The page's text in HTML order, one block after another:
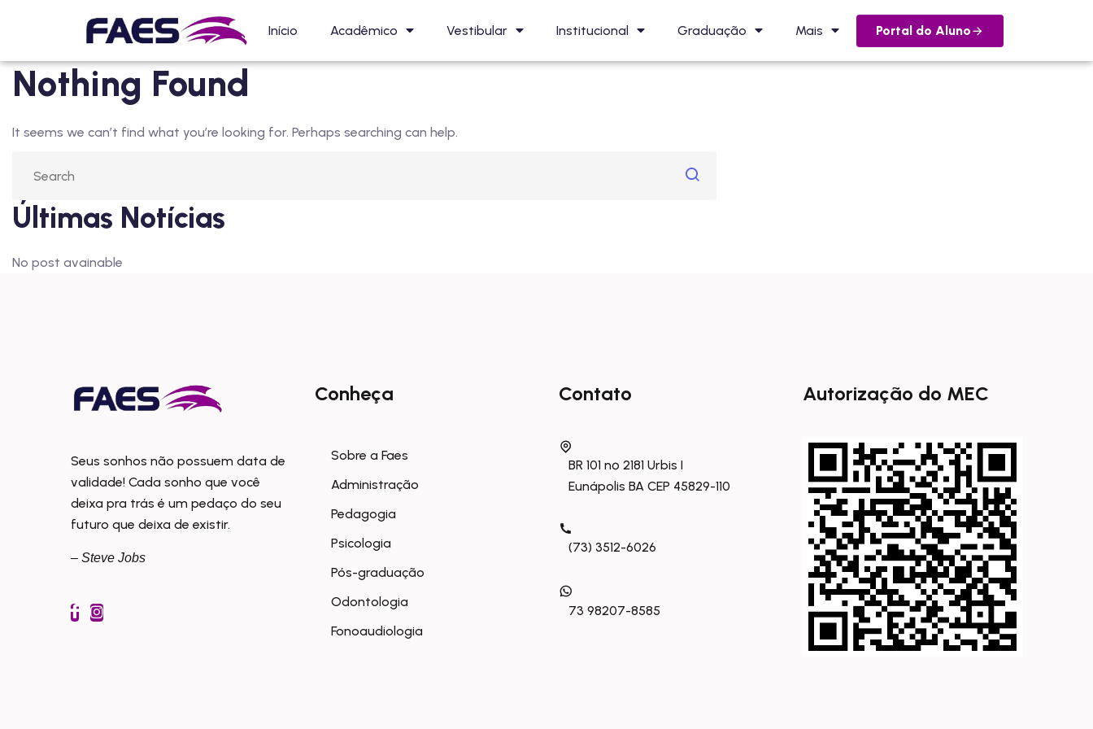
Início Acadêmico Vestibular Institucional Graduação Mais Portal do Aluno
Nothing Found
It seems we can’t find what you’re looking for. Perhaps searching can help.
Últimas Notícias
No post avainable
Seus sonhos não possuem data de
validade! Cada sonho que você
deixa pra trás é um pedaço do seu
futuro que deixa de existir.
– Steve Jobs
Conheça
Sobre a Faes
Administração
Pedagogia
Psicologia
Pós-graduação
Odontologia
Fonoaudiologia
Contato
BR 101 nº 2181 Urbis I
Eunápolis BA CEP 45829-110
(73) 3512-6026
73 98207-8585
Autorização do MEC